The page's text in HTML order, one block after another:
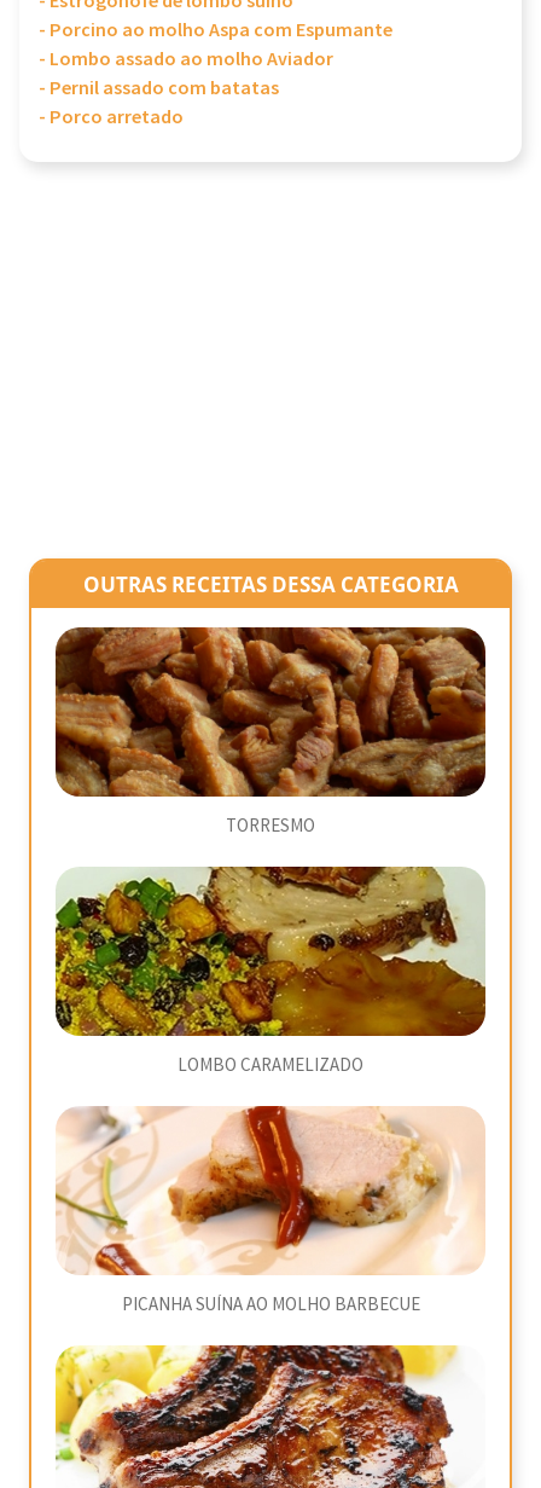
- Porcino ao molho Aspa com Espumante
- Lombo assado ao molho Aviador
- Pernil assado com batatas
- Porco arretado
OUTRAS RECEITAS DESSA CATEGORIA
TORRESMO
LOMBO CARAMELIZADO
PICANHA SUÍNA AO MOLHO BARBECUE